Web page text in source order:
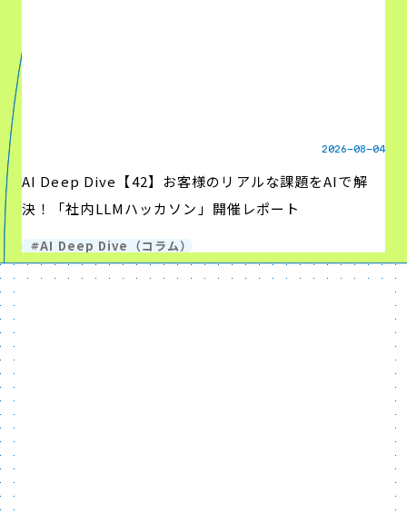
2026-08-04
AI Deep Dive【42】お客様のリアルな課題をAIで解
決！「社内LLMハッカソン」開催レポート
AI Deep Dive（コラム）